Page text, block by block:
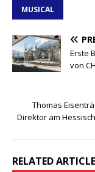
MUSICAL
Erste
von
Thomas
Direktor am
RELATED